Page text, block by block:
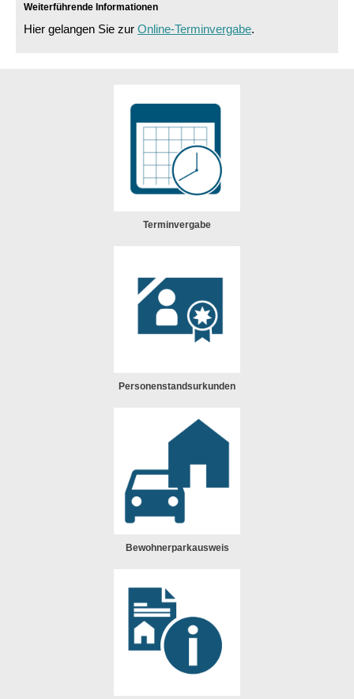
Weiterführende Informationen
Hier gelangen Sie zur Online-Terminvergabe.
Terminvergabe
Personenstandsurkunden
Bewohnerparkausweis